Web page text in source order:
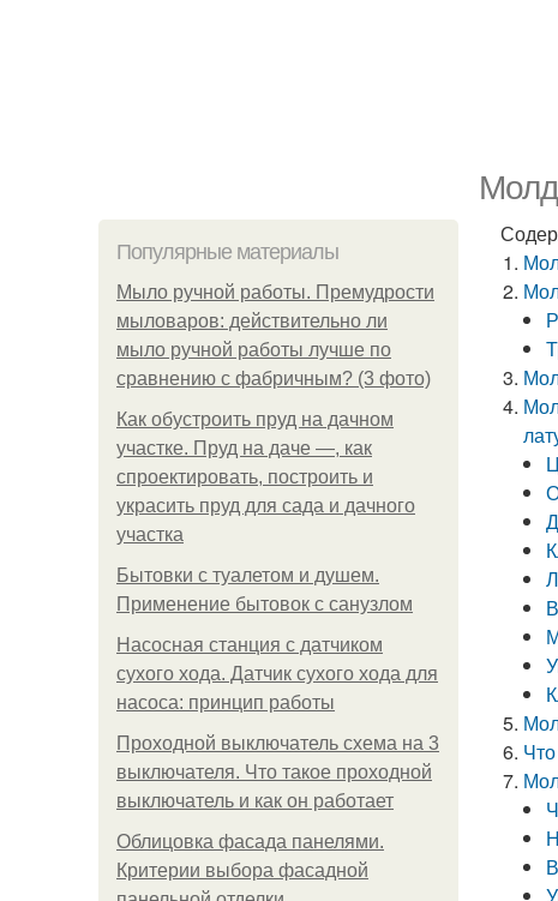
Популярные материалы
Мыло ручной работы. Премудрости
мыловаров: действительно ли
мыло ручной работы лучше по
сравнению с фабричным? (3 фото)
Как обустроить пруд на дачном
участке. Пруд на даче —, как
спроектировать, построить и
украсить пруд для сада и дачного
участка
Бытовки с туалетом и душем.
Применение бытовок с санузлом
Насосная станция с датчиком
сухого хода. Датчик сухого хода для
насоса: принцип работы
Проходной выключатель схема на 3
выключателя. Что такое проходной
выключатель и как он работает
Облицовка фасада панелями.
Критерии выбора фасадной